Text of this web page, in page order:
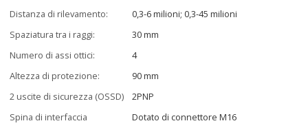
Distanza di rilevamento:
0,3-6 milioni; 0,3-45 milioni
Spaziatura tra i raggi:
30 mm
Numero di assi ottici:
4
Altezza di protezione:
90 mm
2 uscite di sicurezza (OSSD)
2PNP
Spina di interfaccia
Dotato di connettore M16